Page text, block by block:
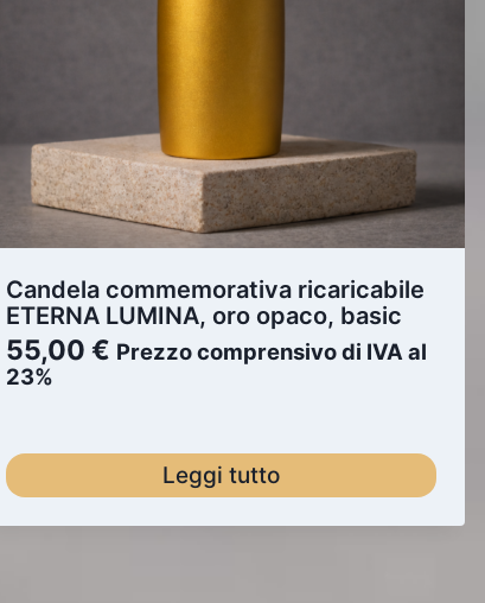
Candela commemorativa ricaricabile
ETERNA LUMINA, oro opaco, basic
55,00€ Prezzo comprensivo di IVA al
23%
Leggi tutto